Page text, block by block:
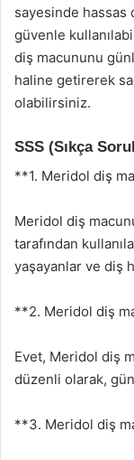
sayesinde
güvenle
diş macununu
haline getirerek
olabilirsiniz.
SSS (Sıkça
**1. Meridol diş
Meridol diş
tarafından
yaşayanlar ve diş
**2. Meridol diş
Evet, Meridol diş
düzenli olarak,
**3. Meridol diş